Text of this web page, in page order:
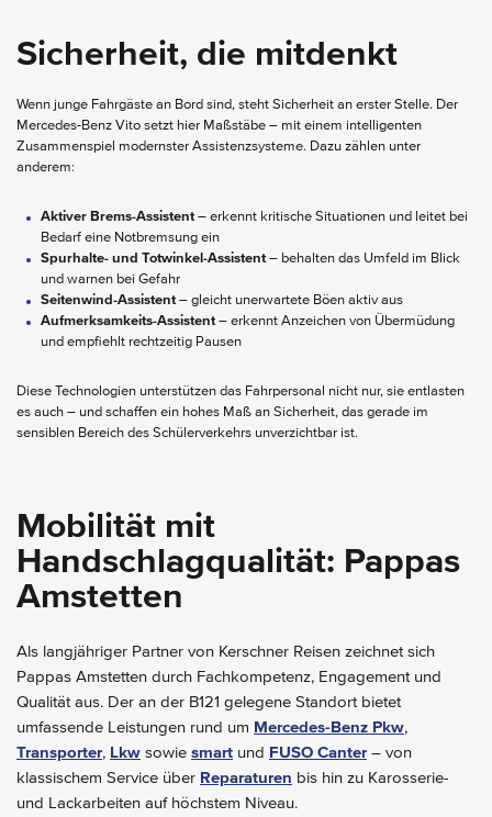
Sicherheit, die mitdenkt
Wenn junge Fahrgäste an Bord sind, steht Sicherheit an erster Stelle. Der
Mercedes-Benz Vito setzt hier Maßstäbe – mit einem intelligenten
Zusammenspiel modernster Assistenzsysteme. Dazu zählen unter
anderem:
Aktiver Brems-Assistent– erkennt kritische Situationen und leitet bei
Bedarf eine Notbremsung ein
Spurhalte- und Totwinkel-Assistent– behalten das Umfeld im Blick
und warnen bei Gefahr
Seitenwind-Assistent– gleicht unerwartete Böen aktiv aus
Aufmerksamkeits-Assistent– erkennt Anzeichen von Übermüdung
und empfiehlt rechtzeitig Pausen
Diese Technologien unterstützen das Fahrpersonal nicht nur, sie entlasten
es auch – und schaffen ein hohes Maß an Sicherheit, das gerade im
sensiblen Bereich des Schülerverkehrs unverzichtbar ist.
Mobilität mit
Handschlagqualität: Pappas
Amstetten
Als langjähriger Partner von Kerschner Reisen zeichnet sich
Pappas Amstetten durch Fachkompetenz, Engagement und
Qualität aus. Der an der B121 gelegene Standort bietet
umfassende Leistungen rund um Mercedes-Benz Pkw,
Transporter, Lkw sowie smart und FUSO Canter– von
klassischem Service über Reparaturen bis hin zu Karosserie-
und Lackarbeiten auf höchstem Niveau.